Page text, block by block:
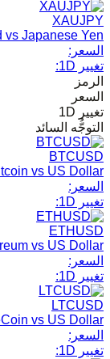
XAUJPY
vs Japanese Yen
السعر:
تغيير 1D:
الرمز
السعر
تغيير 1D
التوجُّه السائد
BTCUSD
vs US Dollar
السعر:
تغيير 1D:
ETHUSD
vs US Dollar
السعر:
تغيير 1D:
LTCUSD
vs US Dollar
السعر:
تغيير 1D: